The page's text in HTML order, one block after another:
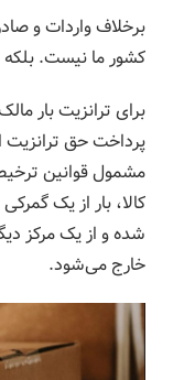
برخلاف واردات و
کشور ما نیست. بلکه
برای ترانزیت بار
پرداخت حق ترانزیت
مشمول قوانین
کالا، بار از یک
شده و از یک مرکز
خارج می‌شود.